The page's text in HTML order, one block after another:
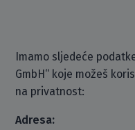
Imamo sljedeće
GmbH“ koje možeš
na privatnost:
Adresa: